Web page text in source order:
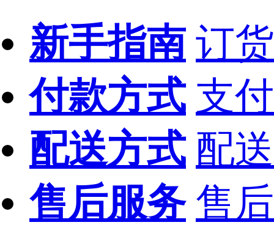
新手指南 订
付款方式 支
配送方式 配
售后服务 售